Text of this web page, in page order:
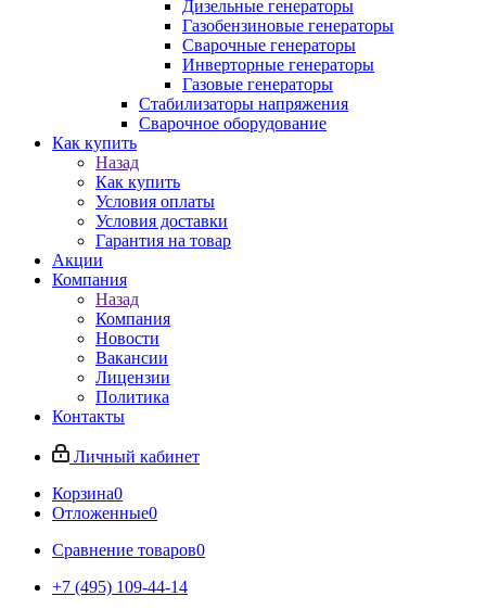
Дизельные генераторы
Газобензиновые генераторы
Сварочные генераторы
Инверторные генераторы
Газовые генераторы
Стабилизаторы напряжения
Cварочное оборудование
Как купить
Назад
Как купить
Условия оплаты
Условия доставки
Гарантия на товар
Акции
Компания
Назад
Компания
Новости
Вакансии
Лицензии
Политика
Контакты
Личный кабинет
Корзина0
Отложенные0
Сравнение товаров0
+7 (495) 109-44-14